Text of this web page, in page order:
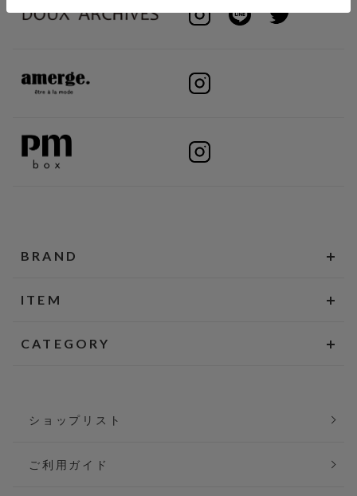
BRAND
ITEM
CATEGORY
ショップリスト
ご利用ガイド